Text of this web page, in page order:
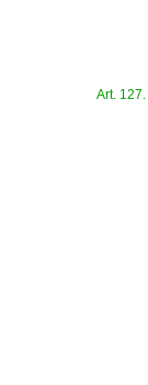
Art. 127.